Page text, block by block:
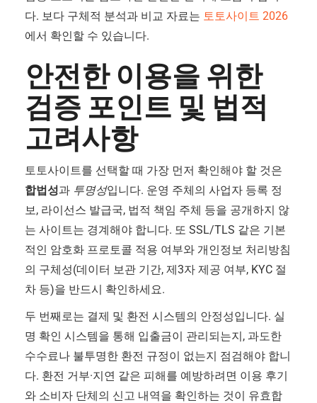
다. 보다 구체적 분석과 비교 자료는 토토사이트 2026
에서 확인할 수 있습니다.
안전한 이용을 위한
검증 포인트 및 법적
고려사항
토토사이트를 선택할 때 가장 먼저 확인해야 할 것은
합법성과 투명성입니다. 운영 주체의 사업자 등록 정
보, 라이선스 발급국, 법적 책임 주체 등을 공개하지 않
는 사이트는 경계해야 합니다. 또 SSL/TLS 같은 기본
적인 암호화 프로토콜 적용 여부와 개인정보 처리방침
의 구체성(데이터 보관 기간, 제3자 제공 여부, KYC 절
차 등)을 반드시 확인하세요.
두 번째로는 결제 및 환전 시스템의 안정성입니다. 실
명 확인 시스템을 통해 입출금이 관리되는지, 과도한
수수료나 불투명한 환전 규정이 없는지 점검해야 합니
다. 환전 거부·지연 같은 피해를 예방하려면 이용 후기
와 소비자 단체의 신고 내역을 확인하는 것이 유효합